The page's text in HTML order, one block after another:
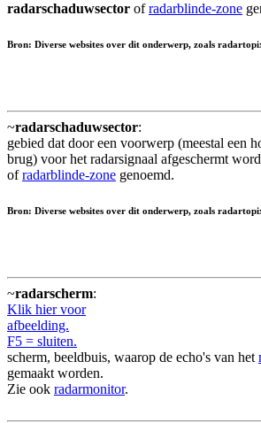
radarschaduwsector ofradarblinde-zone
Bron: Diverse websites over dit onderwerp, zoals
~radarschaduwsector:
gebied dat door een voorwerp (meestal een
brug) voor het radarsignaal afgeschermt
ofradarblinde-zone genoemd.
Bron: Diverse websites over dit onderwerp, zoals
~radarscherm:
Klik hier voor
afbeelding.
F5 = sluiten.
scherm, beeldbuis, waarop de echo's van het
gemaakt worden.
Zie ook radarmonitor.